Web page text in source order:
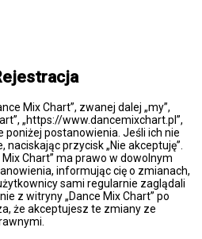
Mix Chart”, zwanej dalej „my”,
„https://www.dancemixchart.pl”,
postanowienia. Jeśli ich nie
przycisk „Nie akceptuję”.
Chart” ma prawo w dowolnym
informując cię o zmianach,
sami regularnie zaglądali
z witryny „Dance Mix Chart” po
że akceptujesz te zmiany ze